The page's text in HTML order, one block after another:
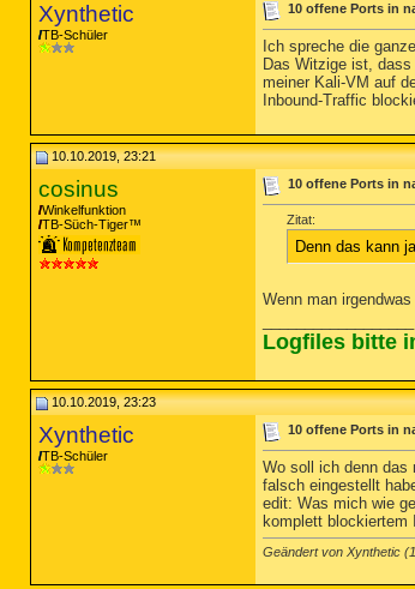
Xynthetic
TB-Schüler
10 offene Ports in
Ich spreche die
Das Witzige ist,
meiner Kali-VM auf
Inbound-Traffic
10.10.2019, 23:21
cosinus
Winkelfunktion
TB-Süch-Tiger™
10 offene Ports in
Zitat:
Denn das kann
Wenn man
Logfiles bitte
10.10.2019, 23:23
Xynthetic
TB-Schüler
10 offene Ports in
Wo soll ich denn das
falsch eingestellt
edit: Was mich wie
komplett blockiertem
Geändert von Xynthetic